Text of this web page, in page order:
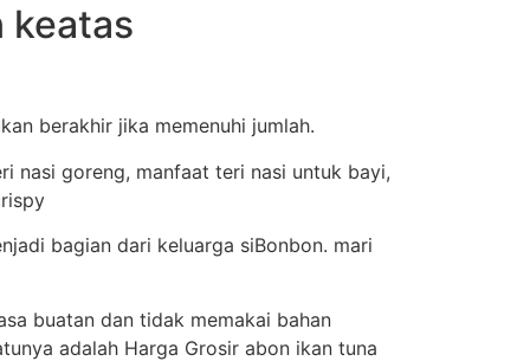
keatas
berakhir jika memenuhi jumlah.
bagian dari keluarga siBonbon. mari
buatan dan tidak memakai bahan
adalah Harga Grosir abon ikan tuna